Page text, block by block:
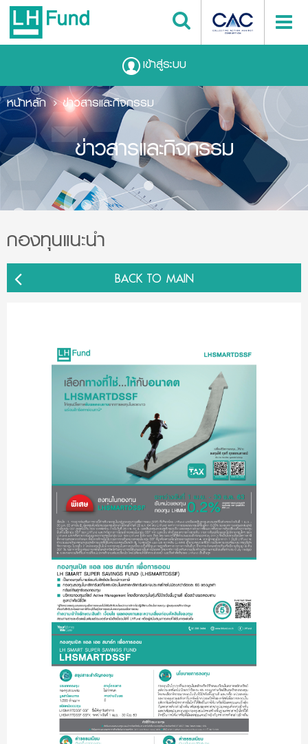
เข้าสู่ระบบ
ข่าวสารและกิจกรรม
หน้าหลัก ข่าวสารและกิจกรรม
กองทุนแนะนำ
BACK TO MAIN